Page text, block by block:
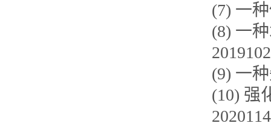
(7) 一
(8) 一
(9) 一
(10) 强